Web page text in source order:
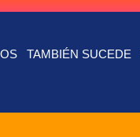
TAMBIÉN SUCEDE